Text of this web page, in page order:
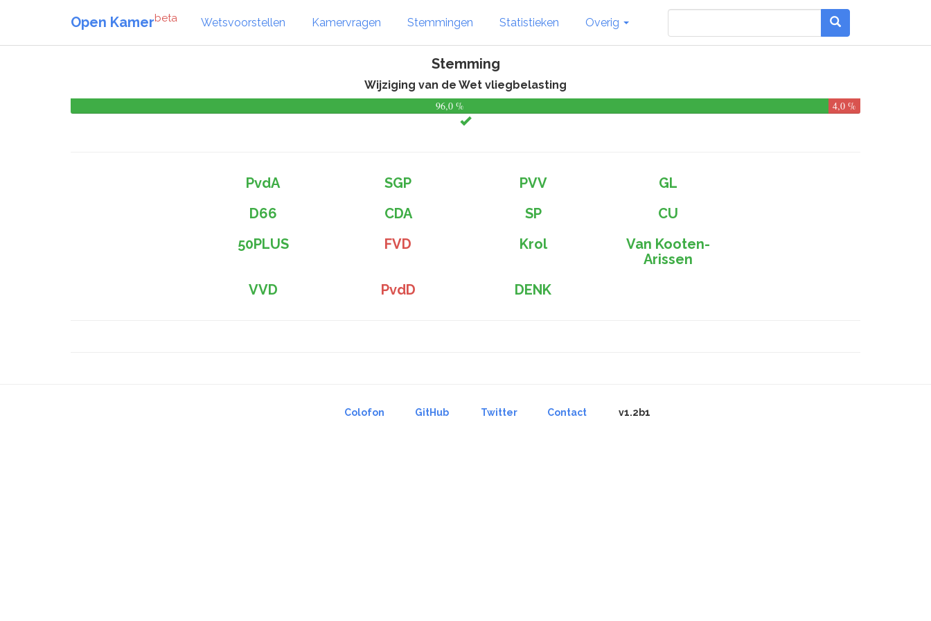
Open Kamerbeta Wetsvoorstellen Kamervragen Stemmingen Statistieken Overig
Stemming
Wijziging van de Wet vliegbelasting
96,0 %
4,0 %
PvdA SGP PVV
GL
D66
CDA SP
CU
50PLUS
FVD Krol
Van Kooten-
Arissen
VVD
PvdD DENK
Colofon GitHub Twitter Contact v1.2b1